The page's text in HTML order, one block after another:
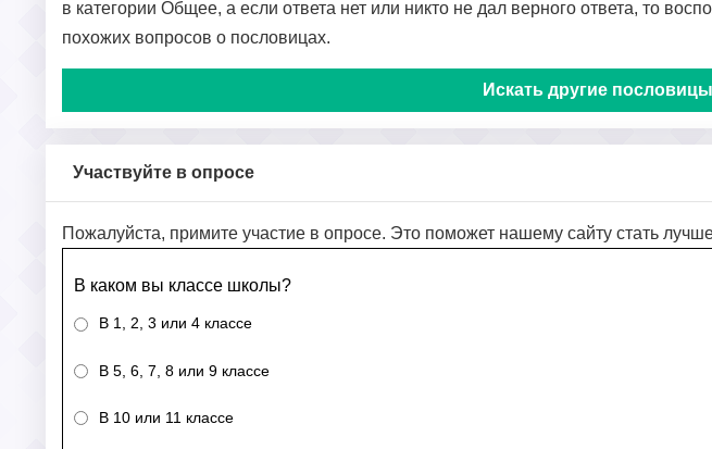
в категории Общее, а если ответа нет или никто не дал верного ответа, то
похожих вопросов о пословицах.
Искать другие пословицы
Участвуйте в опросе
Пожалуйста, примите участие в опросе. Это поможет нашему сайту стать
В каком вы классе школы?
В 1, 2, 3 или 4 классе
В 5, 6, 7, 8 или 9 классе
В 10 или 11 классе